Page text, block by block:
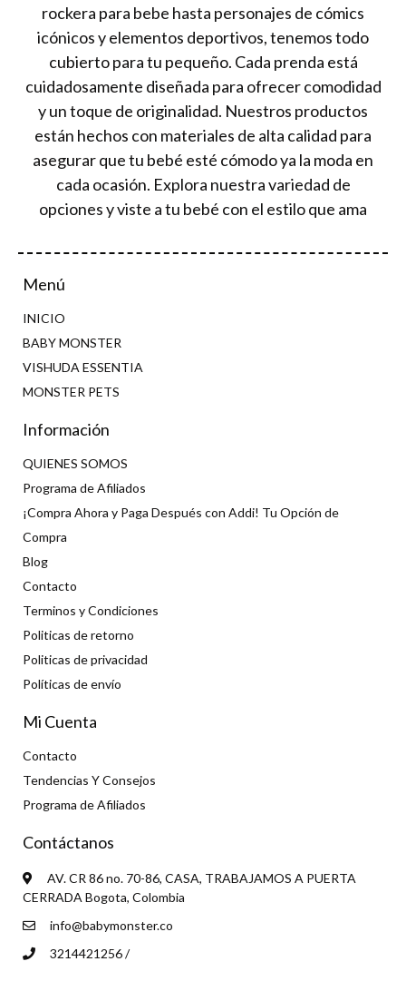
rockera para bebe hasta personajes de cómics
icónicos y elementos deportivos, tenemos todo
cubierto para tu pequeño. Cada prenda está
cuidadosamente diseñada para ofrecer comodidad
y un toque de originalidad. Nuestros productos
están hechos con materiales de alta calidad para
asegurar que tu bebé esté cómodo ya la moda en
cada ocasión. Explora nuestra variedad de
opciones y viste a tu bebé con el estilo que ama
Menú
INICIO
BABY MONSTER
VISHUDA ESSENTIA
MONSTER PETS
Información
QUIENES SOMOS
Programa de Afiliados
¡Compra Ahora y Paga Después con Addi! Tu Opción de
Compra
Blog
Contacto
Terminos y Condiciones
Politicas de retorno
Politicas de privacidad
Políticas de envío
Mi Cuenta
Contacto
Tendencias Y Consejos
Programa de Afiliados
Contáctanos
AV. CR 86 no. 70-86, CASA, TRABAJAMOS A PUERTA
CERRADA Bogota, Colombia
info@babymonster.co
3214421256 /